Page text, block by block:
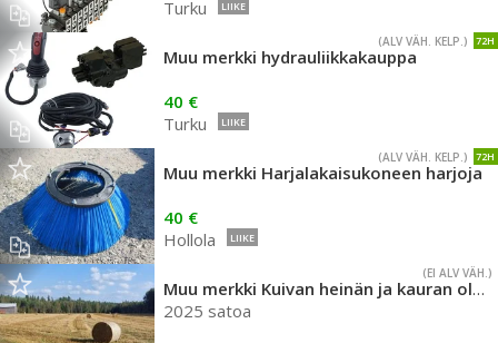
Turku LIIKE
72H
(ALV VÄH. KELP.)
Muu merkki hydrauliikkakauppa
40 €
Turku
LIIKE
72H
(ALV VÄH. KELP.)
Muu merkki Harjalakaisukoneen harjoja
40 €
Hollola
LIIKE
(EI ALV VÄH.)
Muu merkki Kuivan heinän ja kauran olki paaleja.
2025 satoa